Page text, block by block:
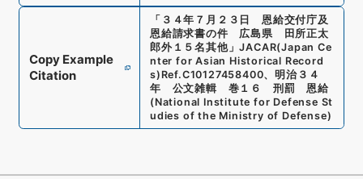
Copy Example
Citation
「 ３４年７月２３日 恩給交付庁及
恩給請求書の件 広島県 田所正太
郎外１５名其他」JACAR(Japan Ce
nter for Asian Historical Record
s) Ref.C10127458400、明治３４
年 公文雑輯 巻１６ 刑罰 恩給
(National Institute for Defense St
udies of the Ministry of Defense)